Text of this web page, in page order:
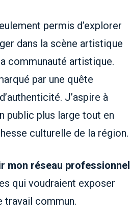
permis d’explorer
dans la scène artistique
communauté artistique.
par une quête
J’aspire à
public plus large tout en
culturelle de la région.
mon réseau professionnel
qui voudraient exposer
travail commun.